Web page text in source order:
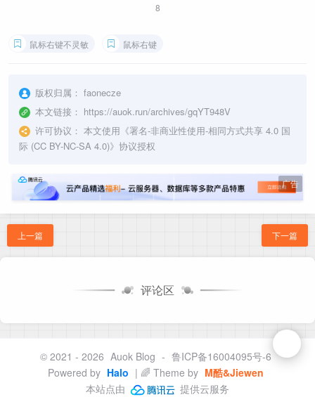
8
鼠标右键不灵敏 鼠标右键
版权归属： faonecze
本文链接： https://auok.run/archives/gqYT948V
许可协议： 本文使用《署名-非商业性使用-相同方式共享 4.0 国
际 (CC BY-NC-SA 4.0)》协议授权
广告
上一篇 下一篇
评论区
© 2021 - 2026 Auok Blog - 鲁ICP备16004095号-6
Powered by Halo | 🌈 Theme by M酷&Jiewen
本站点由
提供云服务